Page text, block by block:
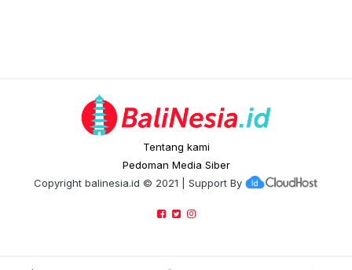
Tentang kami
Pedoman Media Siber
Copyright balinesia.id © 2021 | Support By